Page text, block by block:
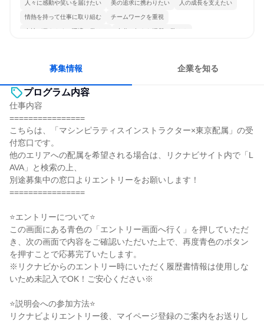
人々に感動や笑いを届けたい 美の追求に携わりたい 人の成長を支えたい
情熱を持って仕事に取り組む チームワークを重視
女性が働きやすい環境で働ける 自分の好きな場所で働ける
募集情報 企業を知る
プログラム内容
仕事内容
================
こちらは、「マシンピラティスインストラクター×東京配属」の受
付窓口です。
他のエリアへの配属を希望される場合は、リクナビサイト内で「L
AVA」と検索の上、
別途募集中の窓口よりエントリーをお願いします！
================
⭐エントリーについて⭐
この画面にある青色の「エントリー画面へ行く」を押していただ
き、次の画面で内容をご確認いただいた上で、再度青色のボタン
を押すことで応募完了いたします。
※リクナビからのエントリー時にいただく履歴書情報は使用しな
いため未記入でOK！ご安心ください※
⭐説明会への参加方法⭐
リクナビよりエントリー後、マイページ登録のご案内をお送りし